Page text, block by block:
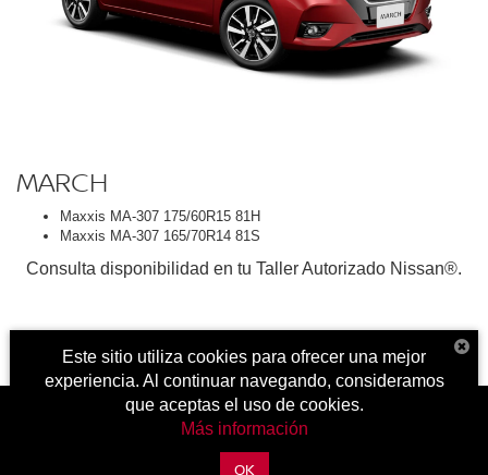
MARCH
Maxxis MA-307 175/60R15 81H
Maxxis MA-307 165/70R14 81S
Consulta disponibilidad en tu Taller Autorizado Nissan®.
México
Este sitio utiliza cookies para ofrecer una mejor
experiencia. Al continuar navegando, consideramos
que aceptas el uso de cookies.
Más información
OK